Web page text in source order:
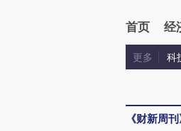
首页 经
更多 科
《财新周刊